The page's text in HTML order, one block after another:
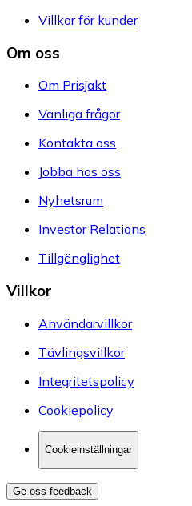
Villkor för kunder
Om oss
Om Prisjakt
Vanliga frågor
Kontakta oss
Jobba hos oss
Nyhetsrum
Investor Relations
Tillgänglighet
Villkor
Användarvillkor
Tävlingsvillkor
Integritetspolicy
Cookiepolicy
Cookieinställningar
Ge oss feedback